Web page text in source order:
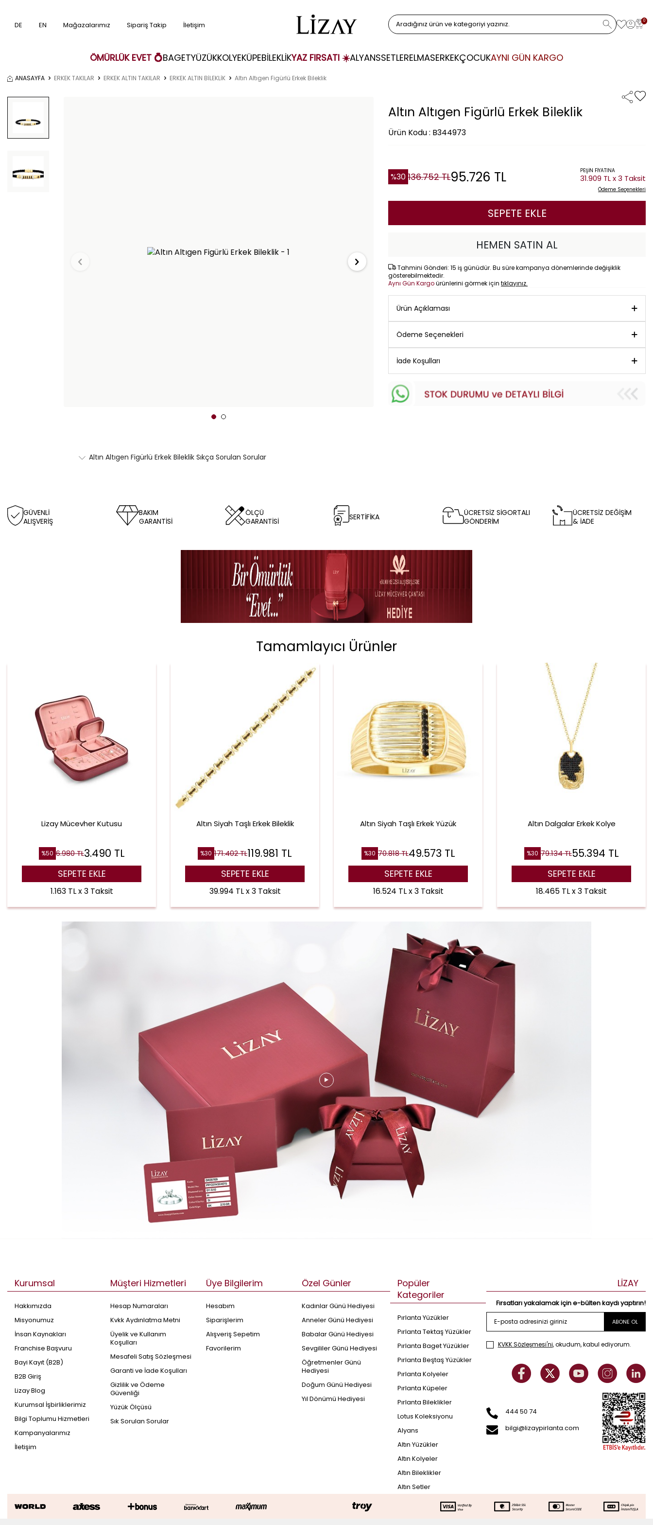
DE EN Mağazalarımız Sipariş Takip İletişim 0
ÖMÜRLÜK EVET 💍BAGETYÜZÜKKOLYEKÜPEBİLEKLİKYAZ FIRSATI ☀️ALYANSSETLERELMASERKEKÇOCUKAYNI GÜN KARGO
ANASAYFA ERKEK TAKILAR ERKEK ALTIN TAKILAR ERKEK ALTIN BİLEKLİK Altın Altıgen Figürlü Erkek Bileklik
Altın Altıgen Figürlü Erkek Bileklik
Ürün Kodu : B344973
%30 136.752TL95.726 TL PEŞİN FİYATINA
31.909 TL x 3 Taksit
Ödeme Seçenekleri
SEPETE EKLE
HEMEN SATIN AL
Tahmini Gönderi: 15 iş günüdür. Bu süre kampanya dönemlerinde değişiklik
gösterebilmektedir.
Aynı Gün Kargoürünlerini görmek için tıklayınız.
Ürün Açıklaması
Ödeme Seçenekleri
İade Koşulları
Altın Altıgen Figürlü Erkek Bileklik Sıkça Sorulan Sorular
Altın Altıgen Figürlü Erkek
GÜVENLİ
ALIŞVERİŞ
BAKIM
GARANTİSİ
ÖLÇÜ
GARANTİSİ
SERTİFİKA
ÜCRETSİZ SİGORTALI
GÖNDERİM
ÜCRETSİZ DEĞİŞİM
& İADE
Tamamlayıcı Ürünler
Lizay Mücevher Kutusu
%50 6.980TL3.490 TL
SEPETE EKLE
1.163 TL x 3 Taksit
Altın Siyah Taşlı Erkek Bileklik
%30 171.402TL119.981 TL
SEPETE EKLE
39.994 TL x 3 Taksit
Altın Siyah Taşlı Erkek Yüzük
%30 70.818TL49.573 TL
SEPETE EKLE
16.524 TL x 3 Taksit
Altın Dalgalar Erkek Kolye
%30 79.134TL55.394 TL
SEPETE EKLE
18.465 TL x 3 Taksit
Kurumsal
Hakkımızda
Misyonumuz
İnsan Kaynakları
Franchise Başvuru
Bayi Kayıt (B2B)
B2B Giriş
Lizay Blog
Kurumsal İşbirliklerimiz
Bilgi Toplumu Hizmetleri
Kampanyalarımız
İletişim
Müşteri Hizmetleri
Hesap Numaraları
Kvkk Aydınlatma Metni
Üyelik ve Kullanım
Koşulları
Mesafeli Satış Sözleşmesi
Garanti ve İade Koşulları
Gizlilik ve Ödeme
Güvenliği
Yüzük Ölçüsü
Sık Sorulan Sorular
Üye Bilgilerim
Hesabım
Siparişlerim
Alışveriş Sepetim
Favorilerim
Özel Günler
Kadınlar Günü Hediyesi
Anneler Günü Hediyesi
Babalar Günü Hediyesi
Sevgililer Günü Hediyesi
Öğretmenler Günü
Hediyesi
Doğum Günü Hediyesi
Yıl Dönümü Hediyesi
Popüler
Kategoriler
Pırlanta Yüzükler
Pırlanta Tektaş Yüzükler
Pırlanta Baget Yüzükler
Pırlanta Beştaş Yüzükler
Pırlanta Kolyeler
Pırlanta Küpeler
Pırlanta Bileklikler
Lotus Koleksiyonu
Alyans
Altın Yüzükler
Altın Kolyeler
Altın Bileklikler
Altın Setler
LİZAY
Fırsatları yakalamak için e-bülten kaydı yaptırın!
ABONE OL
KVKK Sözleşmesi'ni, okudum, kabul ediyorum.
444 50 74
bilgi@lizaypirlanta.com